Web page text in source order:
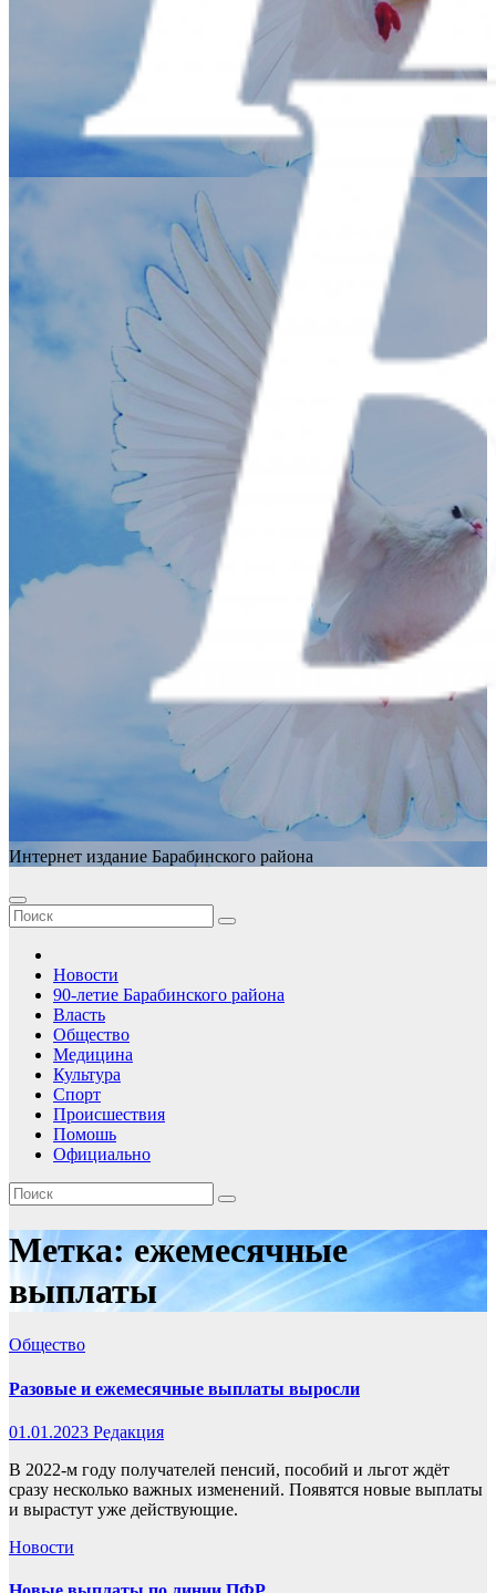
Интернет издание Барабинского района
Новости
90-летие Барабинского района
Власть
Общество
Медицина
Культура
Спорт
Происшествия
Помошь
Официально
Метка:ежемесячные
выплаты
Общество
Разовые и ежемесячные выплаты выросли
01.01.2023 Редакция
В 2022-м году получателей пенсий, пособий и льгот ждёт
сразу несколько важных изменений. Появятся новые выплаты
и вырастут уже действующие.
Новости